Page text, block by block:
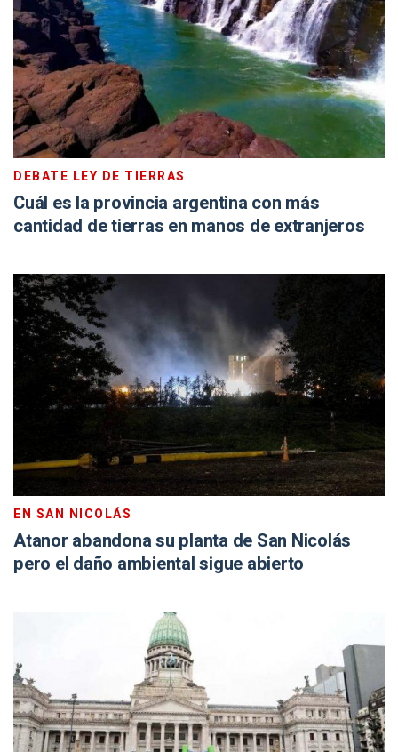
DEBATE LEY DE TIERRAS
Cuál es la provincia argentina con más
cantidad de tierras en manos de extranjeros
EN SAN NICOLÁS
Atanor abandona su planta de San Nicolás
pero el daño ambiental sigue abierto